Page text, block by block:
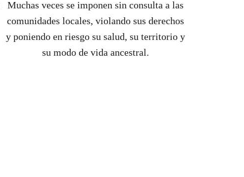
Muchas veces se imponen sin consulta a las
comunidades locales, violando sus derechos
y poniendo en riesgo su salud, su territorio y
su modo de vida ancestral.